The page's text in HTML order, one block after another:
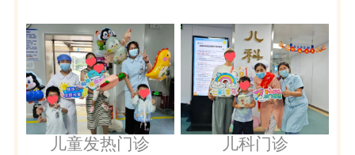
儿童发热门诊 儿科门诊